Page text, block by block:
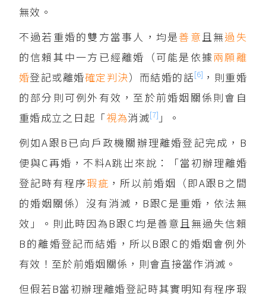
無效。
不過若重婚的雙方當事人，均是善意 且無過失
的信賴其中一方已經離婚（可能是依據兩願離
婚登記或離婚確定判決）而結婚的話[6] ，則重婚
的部分則可例外有效，至於前婚姻關係則會自
重婚成立之日起「視為消滅[7] 」。
例如A跟B已向戶政機關辦理離婚登記完成，B
便與C再婚，不料A跳出來說：「當初辦理離婚
登記時有程序瑕疵 ，所以前婚姻（即A跟B之間
的婚姻關係）沒有消滅，B跟C是重婚，依法無
效」。則此時因為B跟C均是善意且無過失信賴
B的離婚登記而結婚，所以B跟C的婚姻會例外
有效！至於前婚姻關係，則會直接當作消滅。
但假若B當初辦理離婚登記時其實明知有程序瑕